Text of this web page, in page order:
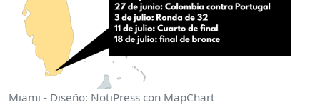
Miami - Diseño: NotiPress con MapChart